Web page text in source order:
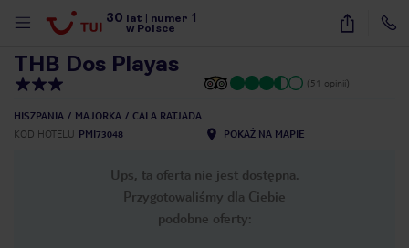
30 lat numer 1
w Polsce
23
THB Dos Playas
(51 opinii)
HISZPANIA MAJORKA
CALA RATJADA
KOD HOTELU PMI73048 POKAŻ NA MAPIE
Ups, ta oferta nie jest dostępna.
Przygotowaliśmy dla Ciebie
podobne oferty: